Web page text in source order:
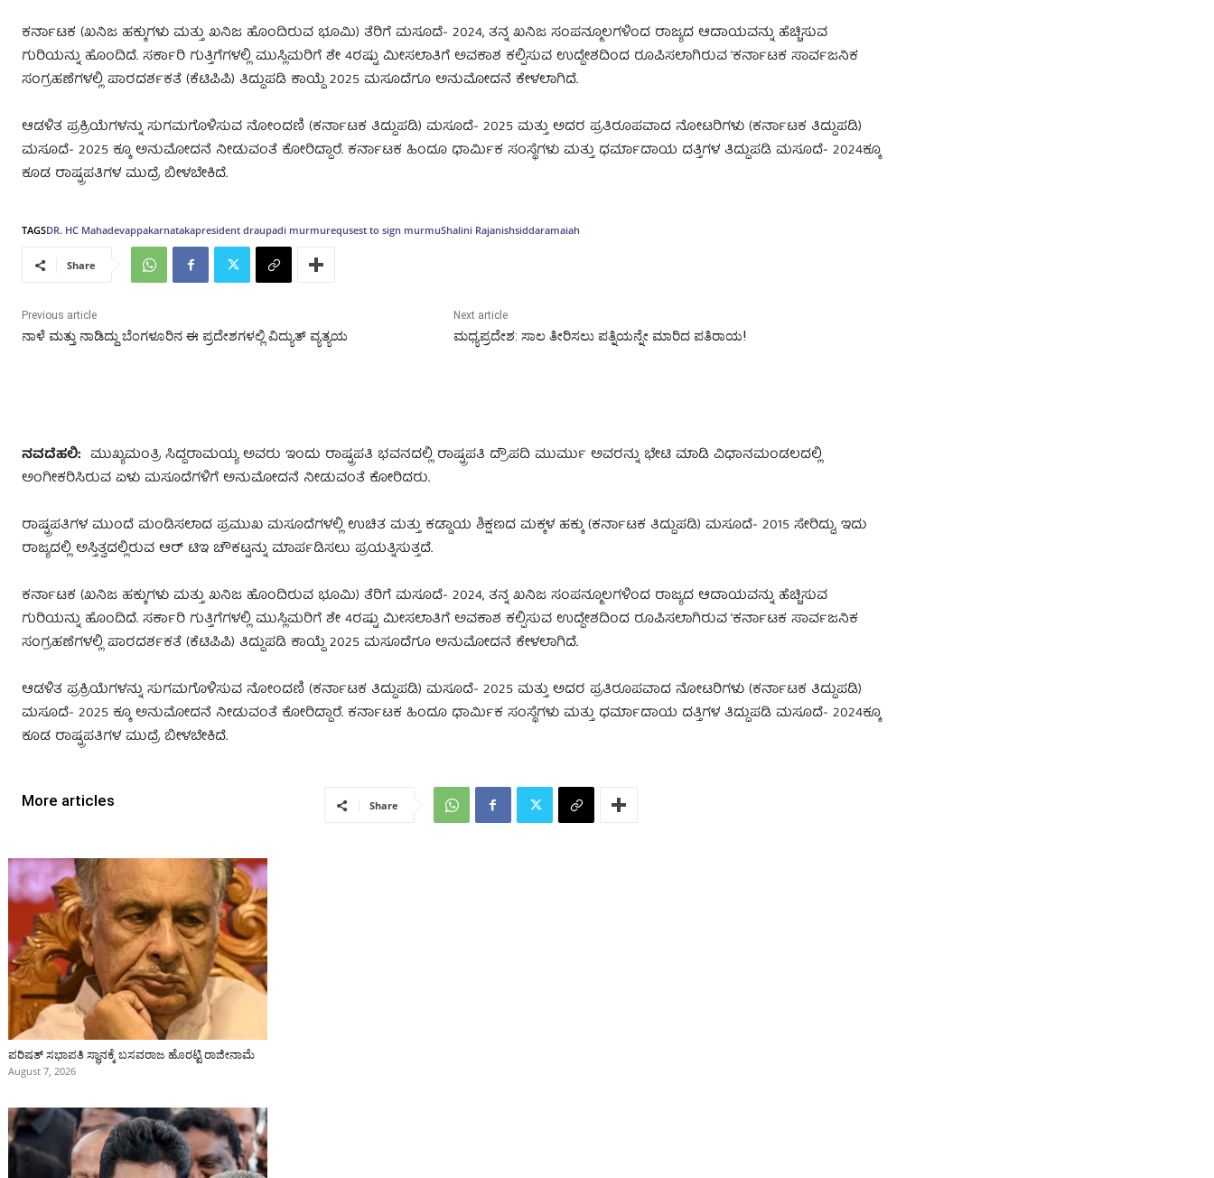
ಕರ್ನಾಟಕ (ಖನಿಜ ಹಕ್ಕುಗಳು ಮತ್ತು ಖನಿಜ ಹೊಂದಿರುವ ಭೂಮಿ) ತೆರಿಗೆ ಮಸೂದೆ- 2024, ತನ್ನ ಖನಿಜ ಸಂಪನ್ಮೂಲಗಳಿಂದ ರಾಜ್ಯದ ಆದಾಯವನ್ನು ಹೆಚ್ಚಿಸುವ
ಗುರಿಯನ್ನು ಹೊಂದಿದೆ. ಸರ್ಕಾರಿ ಗುತ್ತಿಗೆಗಳಲ್ಲಿ ಮುಸ್ಲಿಮರಿಗೆ ಶೇ 4ರಷ್ಟು ಮೀಸಲಾತಿಗೆ ಅವಕಾಶ ಕಲ್ಪಿಸುವ ಉದ್ದೇಶದಿಂದ ರೂಪಿಸಲಾಗಿರುವ ‘ಕರ್ನಾಟಕ ಸಾರ್ವಜನಿಕ
ಸಂಗ್ರಹಣೆಗಳಲ್ಲಿ ಪಾರದರ್ಶಕತೆ (ಕೆಟಿಪಿಪಿ) ತಿದ್ದುಪಡಿ ಕಾಯ್ದೆ 2025 ಮಸೂದೆಗೂ ಅನುಮೋದನೆ ಕೇಳಲಾಗಿದೆ.
ಆಡಳಿತ ಪ್ರಕ್ರಿಯೆಗಳನ್ನು ಸುಗಮಗೊಳಿಸುವ ನೋಂದಣಿ (ಕರ್ನಾಟಕ ತಿದ್ದುಪಡಿ) ಮಸೂದೆ- 2025 ಮತ್ತು ಅದರ ಪ್ರತಿರೂಪವಾದ ನೋಟರಿಗಳು (ಕರ್ನಾಟಕ ತಿದ್ದುಪಡಿ)
ಮಸೂದೆ- 2025 ಕ್ಕೂ ಅನುಮೋದನೆ ನೀಡುವಂತೆ ಕೋರಿದ್ದಾರೆ. ಕರ್ನಾಟಕ ಹಿಂದೂ ಧಾರ್ಮಿಕ ಸಂಸ್ಥೆಗಳು ಮತ್ತು ಧರ್ಮಾದಾಯ ದತ್ತಿಗಳ ತಿದ್ದುಪಡಿ ಮಸೂದೆ- 2024ಕ್ಕೂ
ಕೂಡ ರಾಷ್ಟ್ರಪತಿಗಳ ಮುದ್ರೆ ಬೀಳಬೇಕಿದೆ.
TAGSDR. HC Mahadevappakarnatakapresident draupadi murmurequsest to sign murmuShalini Rajanishsiddaramaiah
Share
Previous article
ನಾಳೆ ಮತ್ತು ನಾಡಿದ್ದು ಬೆಂಗಳೂರಿನ ಈ ಪ್ರದೇಶಗಳಲ್ಲಿ ವಿದ್ಯುತ್‌ ವ್ಯತ್ಯಯ
Next article
ಮಧ್ಯ‍ಪ್ರದೇಶ: ಸಾಲ ತೀರಿಸಲು ಪತ್ನಿಯನ್ನೇ ಮಾರಿದ ಪತಿರಾಯ!
ನವದೆಹಲಿ: ಮುಖ್ಯಮಂತ್ರಿ ಸಿದ್ದರಾಮಯ್ಯ ಅವರು ಇಂದು ರಾಷ್ಟ್ರಪತಿ ಭವನದಲ್ಲಿ ರಾಷ್ಟ್ರಪತಿ ದ್ರೌಪದಿ ಮುರ್ಮು ಅವರನ್ನು ಭೇಟಿ ಮಾಡಿ ವಿಧಾನಮಂಡಲದಲ್ಲಿ
ಅಂಗೀಕರಿಸಿರುವ ಏಳು ಮಸೂದೆಗಳಿಗೆ ಅನುಮೋದನೆ ನೀಡುವಂತೆ ಕೋರಿದರು.
ರಾಷ್ಟ್ರಪತಿಗಳ ಮುಂದೆ ಮಂಡಿಸಲಾದ ಪ್ರಮುಖ ಮಸೂದೆಗಳಲ್ಲಿ ಉಚಿತ ಮತ್ತು ಕಡ್ಡಾಯ ಶಿಕ್ಷಣದ ಮಕ್ಕಳ ಹಕ್ಕು (ಕರ್ನಾಟಕ ತಿದ್ದುಪಡಿ) ಮಸೂದೆ- 2015 ಸೇರಿದ್ದು, ಇದು
ರಾಜ್ಯದಲ್ಲಿ ಅಸ್ತಿತ್ವದಲ್ಲಿರುವ ಆರ್‌ ಟಿಇ ಚೌಕಟ್ಟನ್ನು ಮಾರ್ಪಡಿಸಲು ಪ್ರಯತ್ನಿಸುತ್ತದೆ.
ಕರ್ನಾಟಕ (ಖನಿಜ ಹಕ್ಕುಗಳು ಮತ್ತು ಖನಿಜ ಹೊಂದಿರುವ ಭೂಮಿ) ತೆರಿಗೆ ಮಸೂದೆ- 2024, ತನ್ನ ಖನಿಜ ಸಂಪನ್ಮೂಲಗಳಿಂದ ರಾಜ್ಯದ ಆದಾಯವನ್ನು ಹೆಚ್ಚಿಸುವ
ಗುರಿಯನ್ನು ಹೊಂದಿದೆ. ಸರ್ಕಾರಿ ಗುತ್ತಿಗೆಗಳಲ್ಲಿ ಮುಸ್ಲಿಮರಿಗೆ ಶೇ 4ರಷ್ಟು ಮೀಸಲಾತಿಗೆ ಅವಕಾಶ ಕಲ್ಪಿಸುವ ಉದ್ದೇಶದಿಂದ ರೂಪಿಸಲಾಗಿರುವ ‘ಕರ್ನಾಟಕ ಸಾರ್ವಜನಿಕ
ಸಂಗ್ರಹಣೆಗಳಲ್ಲಿ ಪಾರದರ್ಶಕತೆ (ಕೆಟಿಪಿಪಿ) ತಿದ್ದುಪಡಿ ಕಾಯ್ದೆ 2025 ಮಸೂದೆಗೂ ಅನುಮೋದನೆ ಕೇಳಲಾಗಿದೆ.
ಆಡಳಿತ ಪ್ರಕ್ರಿಯೆಗಳನ್ನು ಸುಗಮಗೊಳಿಸುವ ನೋಂದಣಿ (ಕರ್ನಾಟಕ ತಿದ್ದುಪಡಿ) ಮಸೂದೆ- 2025 ಮತ್ತು ಅದರ ಪ್ರತಿರೂಪವಾದ ನೋಟರಿಗಳು (ಕರ್ನಾಟಕ ತಿದ್ದುಪಡಿ)
ಮಸೂದೆ- 2025 ಕ್ಕೂ ಅನುಮೋದನೆ ನೀಡುವಂತೆ ಕೋರಿದ್ದಾರೆ. ಕರ್ನಾಟಕ ಹಿಂದೂ ಧಾರ್ಮಿಕ ಸಂಸ್ಥೆಗಳು ಮತ್ತು ಧರ್ಮಾದಾಯ ದತ್ತಿಗಳ ತಿದ್ದುಪಡಿ ಮಸೂದೆ- 2024ಕ್ಕೂ
ಕೂಡ ರಾಷ್ಟ್ರಪತಿಗಳ ಮುದ್ರೆ ಬೀಳಬೇಕಿದೆ.
More articles
ಪರಿಷತ್‌ ಸಭಾಪತಿ ಸ್ಥಾನಕ್ಕೆ ಬಸವರಾಜ ಹೊರಟ್ಟಿ ರಾಜೀನಾಮೆ
August 7, 2026
Share